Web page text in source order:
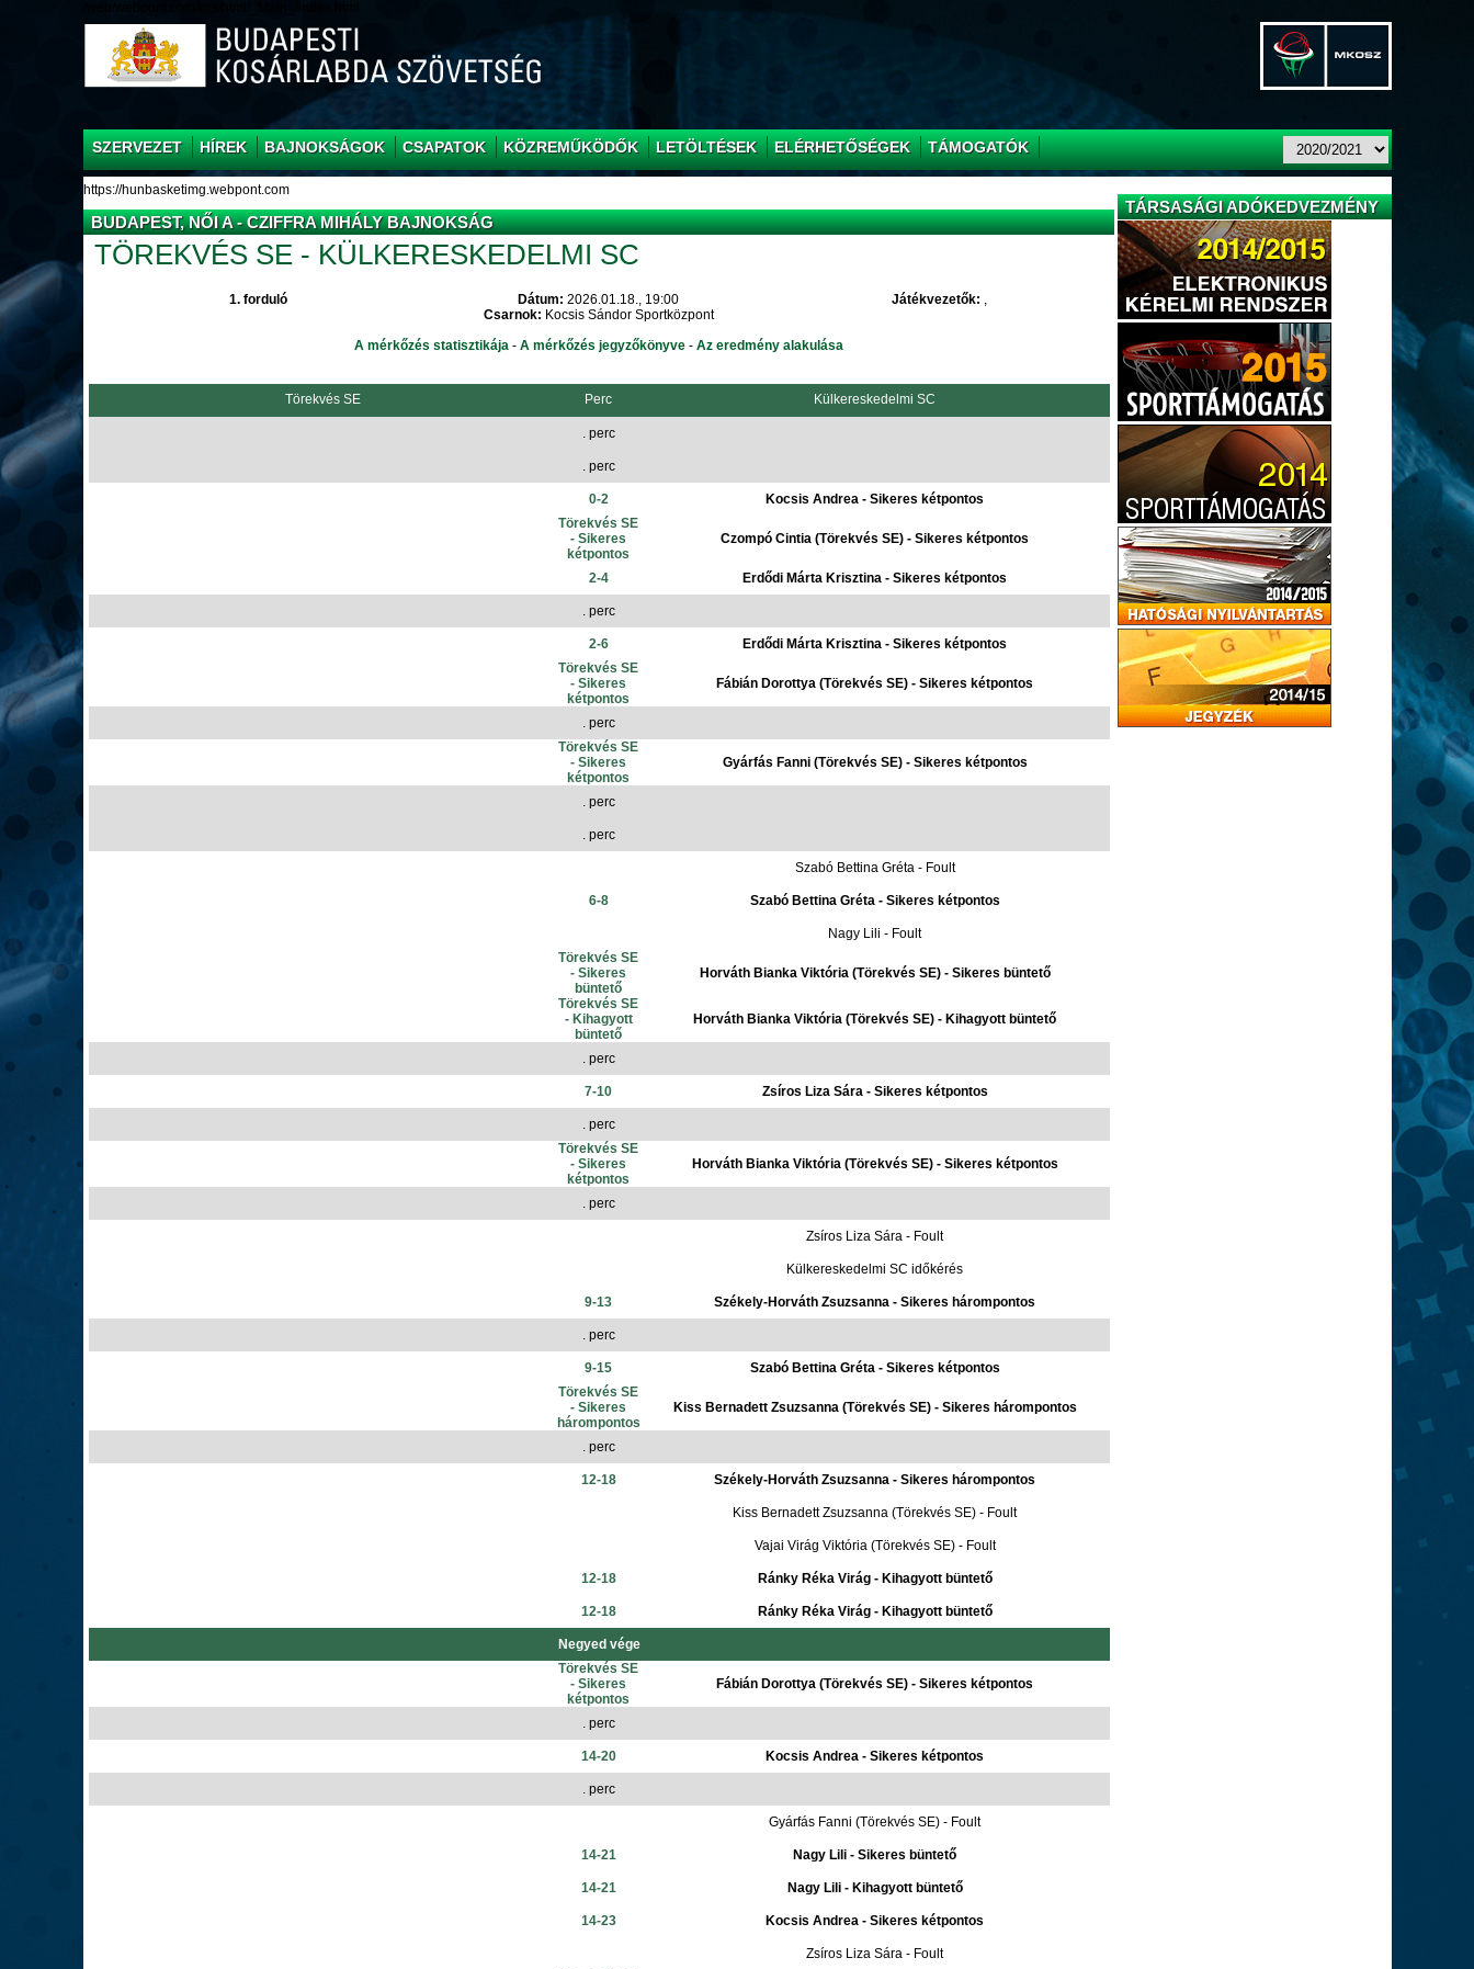
SZERVEZET HÍREK BAJNOKSÁGOK CSAPATOK KÖZREMŰKÖDŐK LETÖLTÉSEK ELÉRHETŐSÉGEK TÁMOGATÓK
https://hunbasketimg.webpont.com
BUDAPEST, NŐI A - CZIFFRA MIHÁLY BAJNOKSÁG
TÖREKVÉS SE - KÜLKERESKEDELMI SC
1. forduló Dátum: 2026.01.18., 19:00 Játékvezetők: ,
Csarnok: Kocsis Sándor Sportközpont
A mérkőzés statisztikája- A mérkőzés jegyzőkönyve- Az eredmény alakulása
Törekvés SE Perc Külkereskedelmi SC
. perc
. perc
0-2
Kocsis Andrea - Sikeres kétpontos
Törekvés SE
- Sikeres
kétpontos
Czompó Cintia (Törekvés SE) - Sikeres kétpontos
2-4 Erdődi Márta Krisztina - Sikeres kétpontos
. perc
2-6
Erdődi Márta Krisztina - Sikeres kétpontos
Törekvés SE
- Sikeres
kétpontos
Fábián Dorottya (Törekvés SE) - Sikeres kétpontos
. perc
Törekvés SE
- Sikeres
kétpontos
Gyárfás Fanni (Törekvés SE) - Sikeres kétpontos
. perc
. perc
Szabó Bettina Gréta - Foult
6-8 Szabó Bettina Gréta - Sikeres kétpontos
Nagy Lili - Foult
Törekvés SE
- Sikeres
büntető
Horváth Bianka Viktória (Törekvés SE) - Sikeres büntető
Törekvés SE
- Kihagyott
büntető
Horváth Bianka Viktória (Törekvés SE) - Kihagyott büntető
. perc
7-10 Zsíros Liza Sára - Sikeres kétpontos
. perc
Törekvés SE
- Sikeres
kétpontos
Horváth Bianka Viktória (Törekvés SE) - Sikeres kétpontos
. perc
Zsíros Liza Sára - Foult
Külkereskedelmi SC időkérés
9-13 Székely-Horváth Zsuzsanna - Sikeres hárompontos
. perc
9-15
Szabó Bettina Gréta - Sikeres kétpontos
Törekvés SE
- Sikeres
hárompontos
Kiss Bernadett Zsuzsanna (Törekvés SE) - Sikeres hárompontos
. perc
12-18 Székely-Horváth Zsuzsanna - Sikeres hárompontos
Kiss Bernadett Zsuzsanna (Törekvés SE) - Foult
Vajai Virág Viktória (Törekvés SE) - Foult
12-18 Ránky Réka Virág - Kihagyott büntető
12-18 Ránky Réka Virág - Kihagyott büntető
Negyed vége
Törekvés SE
- Sikeres
kétpontos
Fábián Dorottya (Törekvés SE) - Sikeres kétpontos
. perc
14-20 Kocsis Andrea - Sikeres kétpontos
. perc
Gyárfás Fanni (Törekvés SE) - Foult
14-21 Nagy Lili - Sikeres büntető
14-21 Nagy Lili - Kihagyott büntető
14-23 Kocsis Andrea - Sikeres kétpontos
Zsíros Liza Sára - Foult
TÁRSASÁGI ADÓKEDVEZMÉNY